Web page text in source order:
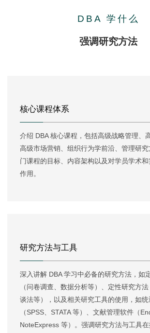
DBA 学什么
强调研究方法
核心课程体系
介绍 DBA 核心课程，包括高级战略管理、高级财务管理、
高级市场营销、组织行为学前沿、管理研
门课程的目标、内容架构以及对学员学术
作用。
研究方法与工具
深入讲解 DBA 学习中必备的研究方法，如定量研究方法
（问卷调查、数据分析等）、定性研究方
谈法等），以及相关研究工具的使用，如
（SPSS、STATA 等）、文献管理软件（EndNote、
NoteExpress 等）。强调研究方法与工具在